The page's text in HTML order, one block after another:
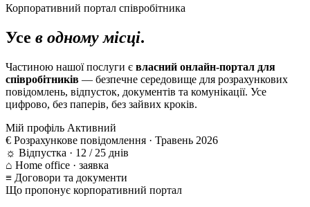
Корпоративний портал співробітника
Усе в одному місці.
Частиною нашої послуги є власний онлайн-портал для
співробітників — безпечне середовище для розрахункових
повідомлень, відпусток, документів та комунікації. Усе
цифрово, без паперів, без зайвих кроків.
Мій профіль Активний
€ Розрахункове повідомлення · Травень 2026
☼ Відпустка · 12 / 25 днів
⌂ Home office · заявка
≡ Договори та документи
Що пропонує корпоративний портал